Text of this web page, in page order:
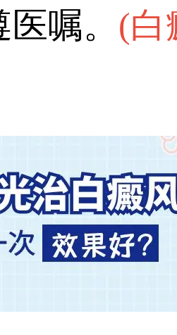
嘱。 (白